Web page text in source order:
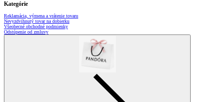
Kategórie
Reklamácia, výmena a vrátenie tovaru
Nevyzdvihnutý tovar na dobierku
Všeobecné obchodné podmienky
Odstúpenie od zmluvy